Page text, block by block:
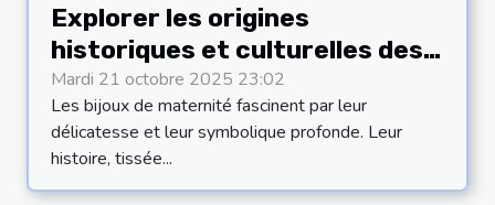
Explorer les origines
historiques et culturelles des
bijoux de maternité
Mardi 21 octobre 2025 23:02
Les bijoux de maternité fascinent par leur
délicatesse et leur symbolique profonde. Leur
histoire, tissée...